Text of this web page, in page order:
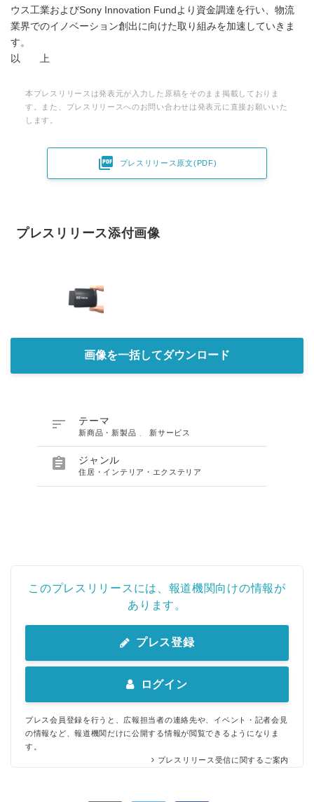
ウス工業およびSony Innovation Fundより資金調達を行い、物流
業界でのイノベーション創出に向けた取り組みを加速していきま
す。
以 上
本プレスリリースは発表元が入力した原稿をそのまま掲載しておりま
す。また、プレスリリースへのお問い合わせは発表元に直接お願いいた
します。
 プレスリリース原文(PDF)
プレスリリース添付画像
画像を一括してダウンロード
 テーマ
新商品・新製品 新サービス
 ジャンル
住居・インテリア・エクステリア
このプレスリリースには、報道機関向けの情報が
あります。
プレス登録
ログイン
プレス会員登録を行うと、広報担当者の連絡先や、イベント・記者会見
の情報など、報道機関だけに公開する情報が閲覧できるようになりま
す。
プレスリリース受信に関するご案内